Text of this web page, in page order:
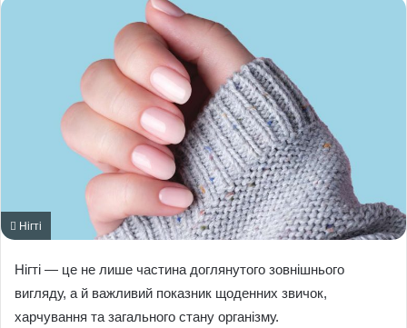
Нігті
Нігті — це не лише частина доглянутого зовнішнього
вигляду, а й важливий показник щоденних звичок,
харчування та загального стану організму.